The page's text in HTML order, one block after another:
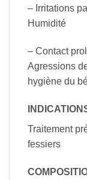
– Irritations
Humidité
– Contact
Agressions
hygiène du
Traitement
fessiers